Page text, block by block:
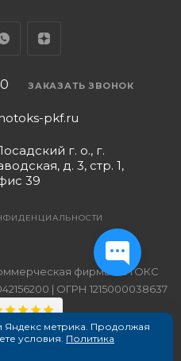
ЗАКАЗАТЬ ЗВОНОК
pkf.ru
г. о., г.
д. 3, стр. 1,
39
фирма ХОТОКС
| ОГРН 1215000038637
Яндекс метрика. Продолжая
условия. Политика